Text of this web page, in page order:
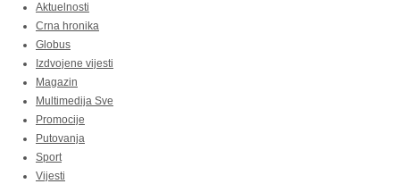
Aktuelnosti
Crna hronika
Globus
Izdvojene vijesti
Magazin
Multimedija Sve
Promocije
Putovanja
Sport
Vijesti